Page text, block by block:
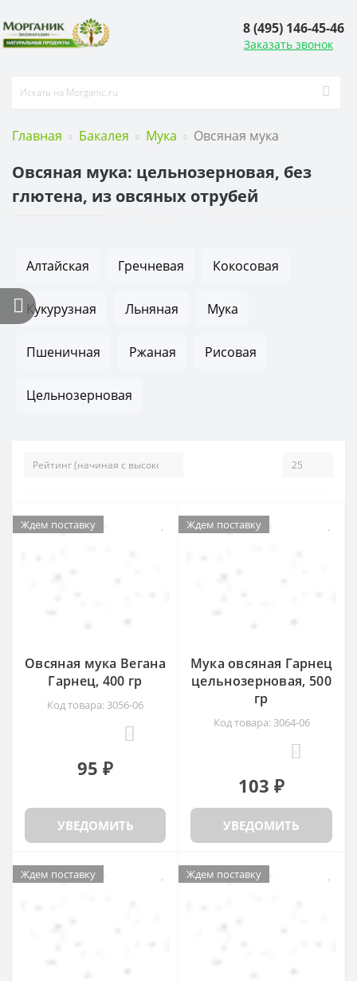
8 (495) 146-45-46
Заказать звонок
Главная Бакалея Мука Овсяная мука
Овсяная мука: цельнозерновая, без
глютена, из овсяных отрубей
Алтайская Гречневая Кокосовая
Кукурузная Льняная Мука
Пшеничная Ржаная Рисовая
Цельнозерновая
Ждем поставку
Ждем поставку
Овсяная мука Вегана
Гарнец, 400 гр
Код товара: 3056-06
95 ₽
УВЕДОМИТЬ
Ждем поставку
Ждем поставку
Мука овсяная Гарнец
цельнозерновая, 500
гр
Код товара: 3064-06
103 ₽
УВЕДОМИТЬ
Ждем поставку
Ждем поставку Ждем поставку
Ждем поставку